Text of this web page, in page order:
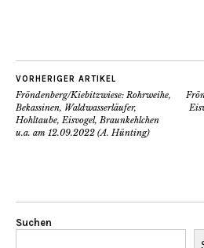
VORHERIGER ARTIKEL
Fröndenberg/Kiebitzwiese: Rohrweihe,
Bekassinen, Waldwasserläufer,
Hohltaube, Eisvogel, Braunkehlchen
u.a. am 12.09.2022 (A. Hünting)
Suchen